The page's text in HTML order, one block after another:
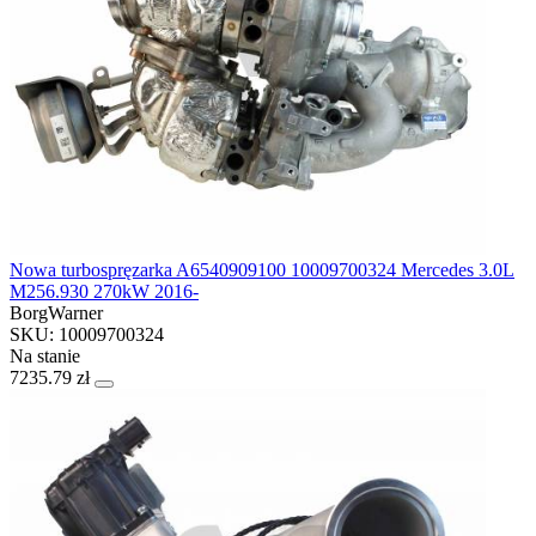
Nowa turbospręzarka A6540909100 10009700324 Mercedes 3.0L
M256.930 270kW 2016-
BorgWarner
SKU: 10009700324
Na stanie
7235.79 zł